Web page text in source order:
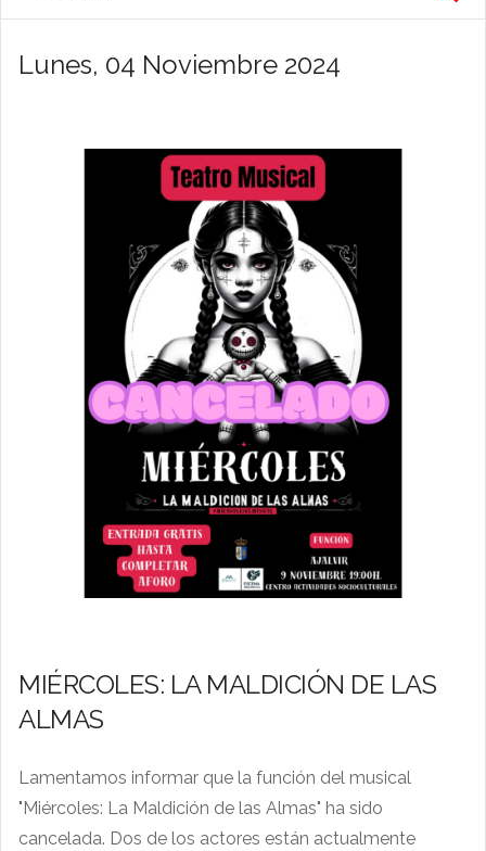
Lunes, 04 Noviembre 2024
MIÉRCOLES: LA MALDICIÓN DE LAS
ALMAS
Lamentamos informar que la función del musical
"Miércoles: La Maldición de las Almas" ha sido
cancelada. Dos de los actores están actualmente